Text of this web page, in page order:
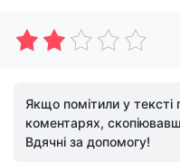
Якщо помітили у тексті
коментарях,
Вдячні за допомогу!